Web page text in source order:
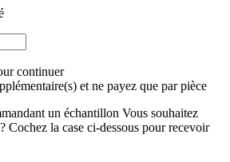
continuer
et ne payez que par pièce
un échantillon Vous souhaitez
Cochez la case ci-dessous pour recevoir